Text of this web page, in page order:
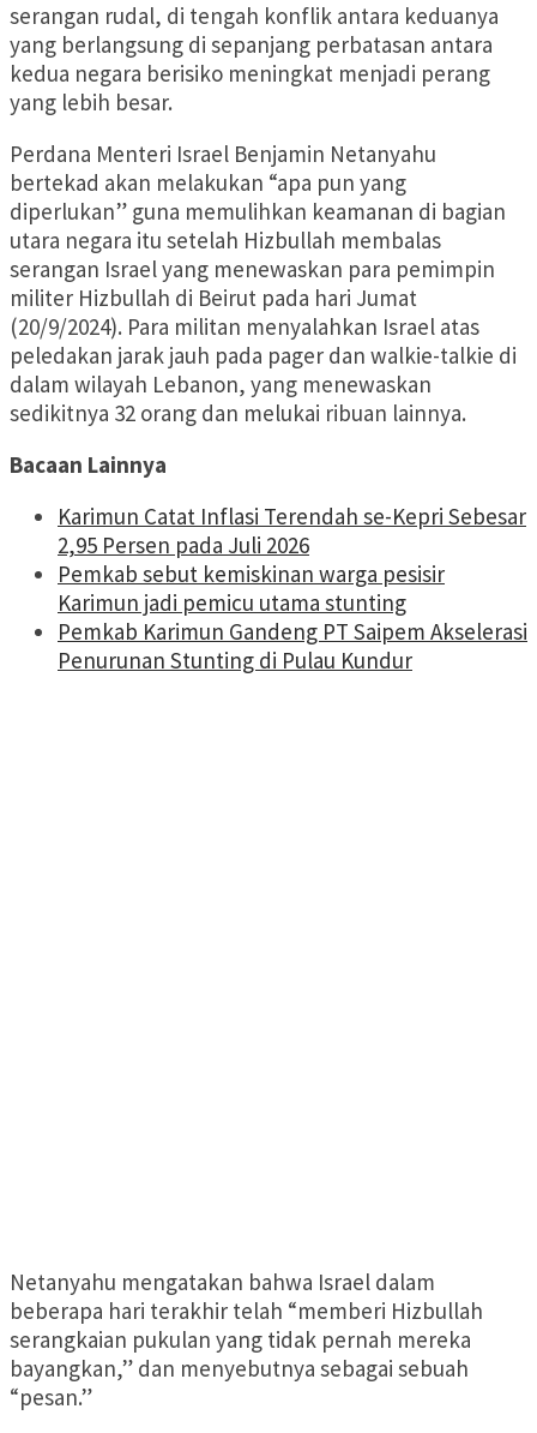
serangan rudal, di tengah konflik antara keduanya
yang berlangsung di sepanjang perbatasan antara
kedua negara berisiko meningkat menjadi perang
yang lebih besar.
Perdana Menteri Israel Benjamin Netanyahu
bertekad akan melakukan “apa pun yang
diperlukan” guna memulihkan keamanan di bagian
utara negara itu setelah Hizbullah membalas
serangan Israel yang menewaskan para pemimpin
militer Hizbullah di Beirut pada hari Jumat
(20/9/2024). Para militan menyalahkan Israel atas
peledakan jarak jauh pada pager dan walkie-talkie di
dalam wilayah Lebanon, yang menewaskan
sedikitnya 32 orang dan melukai ribuan lainnya.
Bacaan Lainnya
Karimun Catat Inflasi Terendah se-Kepri Sebesar
2,95 Persen pada Juli 2026
Pemkab sebut kemiskinan warga pesisir
Karimun jadi pemicu utama stunting
Pemkab Karimun Gandeng PT Saipem Akselerasi
Penurunan Stunting di Pulau Kundur
Netanyahu mengatakan bahwa Israel dalam
beberapa hari terakhir telah “memberi Hizbullah
serangkaian pukulan yang tidak pernah mereka
bayangkan,” dan menyebutnya sebagai sebuah
“pesan.”